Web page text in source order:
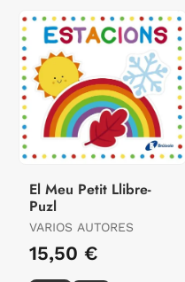
El Meu Petit Llibre-
Puzl
VARIOS AUTORES
15,50 €